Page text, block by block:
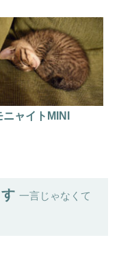
ャイトMINI
一言じゃなくて